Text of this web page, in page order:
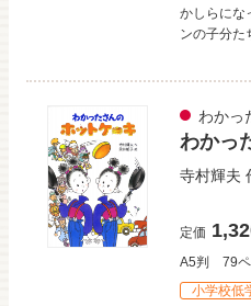
かしらにな
ンの子分た
わかっ
わかっ
寺村輝夫
定価
A5判
79
小学校低